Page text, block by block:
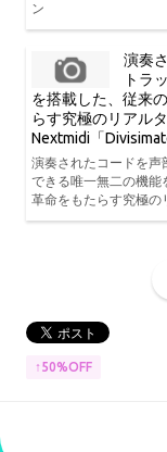
ン
演奏
トラ
を搭載した、従来
らす究極のリアル
Nextmidi「
演奏されたコードを声
できる唯一無二の機能
革命をもたらす究極の
↑50%OFF